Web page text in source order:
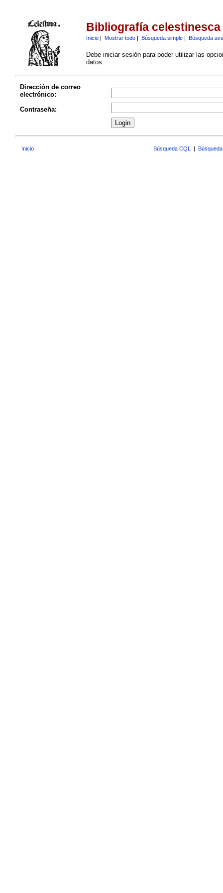
Bibliografía celestinesca
Inicio| Mostrar todo| Búsqueda simple| Búsqueda
Debe iniciar sesión para poder utilizar las
datos
Dirección de correo
electrónico:
Contraseña:
Inicio Búsqueda CQL |